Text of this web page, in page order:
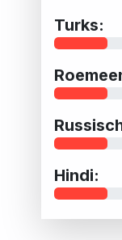
Turks:
Hindi: